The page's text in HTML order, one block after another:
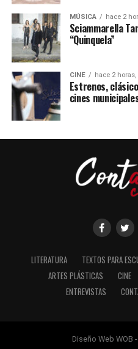
MÚSICA hace 2
Sciammarella
“Quinquela”
CINE hace 2 horas,
Estrenos,
cines
LITERATURA TEXTOS PARA
ARTES PLÁSTICAS
CINE
ENTREVISTAS
Diseño Web